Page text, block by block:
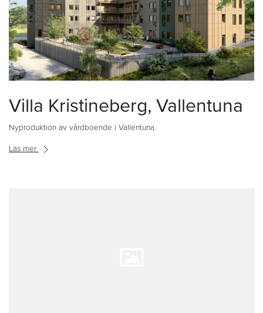
Villa Kristineberg, Vallentuna
Nyproduktion av vårdboende i Vallentuna.
Läs mer